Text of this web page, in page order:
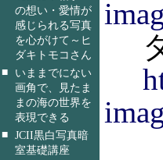
の想い・愛情が
感じられる写真
を心がけて～ヒ
ダキトモコさん
■
いままでにない
画角で、見たま
まの海の世界を
表現できる
■ JCII黒白写真暗
室基礎講座
ダ